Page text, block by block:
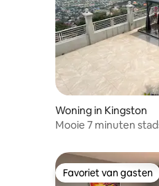
Woning in Kingston
Mooie 7 minuten
Favoriet van gasten
Favoriet van gasten